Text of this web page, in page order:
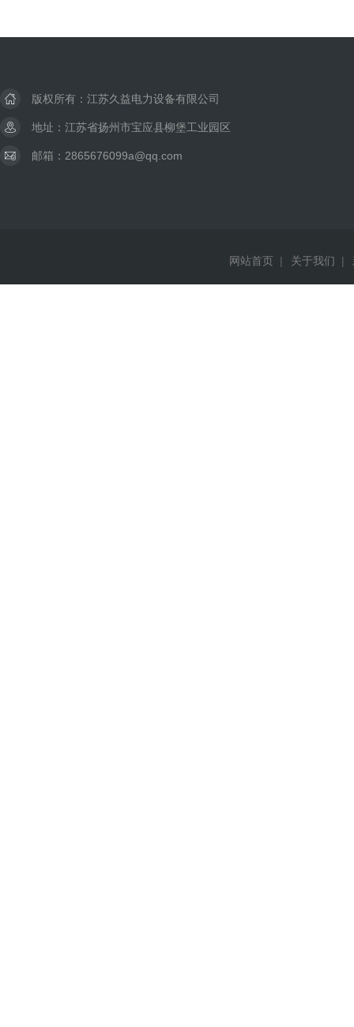
版权所有：江苏久益电力设备有限公司
地址：江苏省扬州市宝应县柳堡工业园区
邮箱：2865676099a@qq.com
网站首页 | 关于我们 |